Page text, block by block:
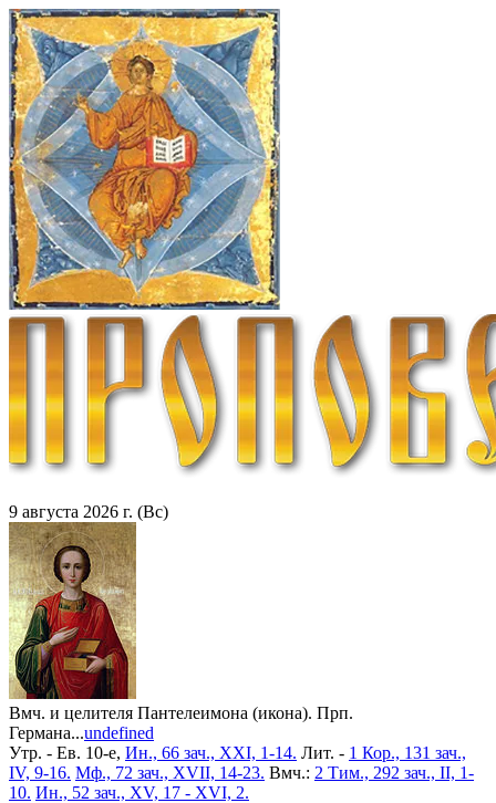
9 августа 2026 г. (Вс)
Вмч. и целителя Пантелеимона (икона). Прп.
Германа...undefined
Утр. - Ев. 10-е, Ин., 66 зач., XXI, 1-14. Лит. - 1 Кор., 131 зач.,
IV, 9-16. Мф., 72 зач., XVII, 14-23. Вмч.: 2 Тим., 292 зач., II, 1-
10. Ин., 52 зач., XV, 17 - XVI, 2.